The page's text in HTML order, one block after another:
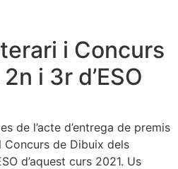
i Concurs
i 3r d’ESO
de l’acte d’entrega de premis
de Dibuix dels
d’aquest curs 2021. Us